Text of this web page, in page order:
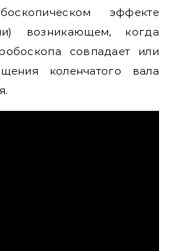
эффекте
возникающем, когда
совпадает или
коленчатого вала